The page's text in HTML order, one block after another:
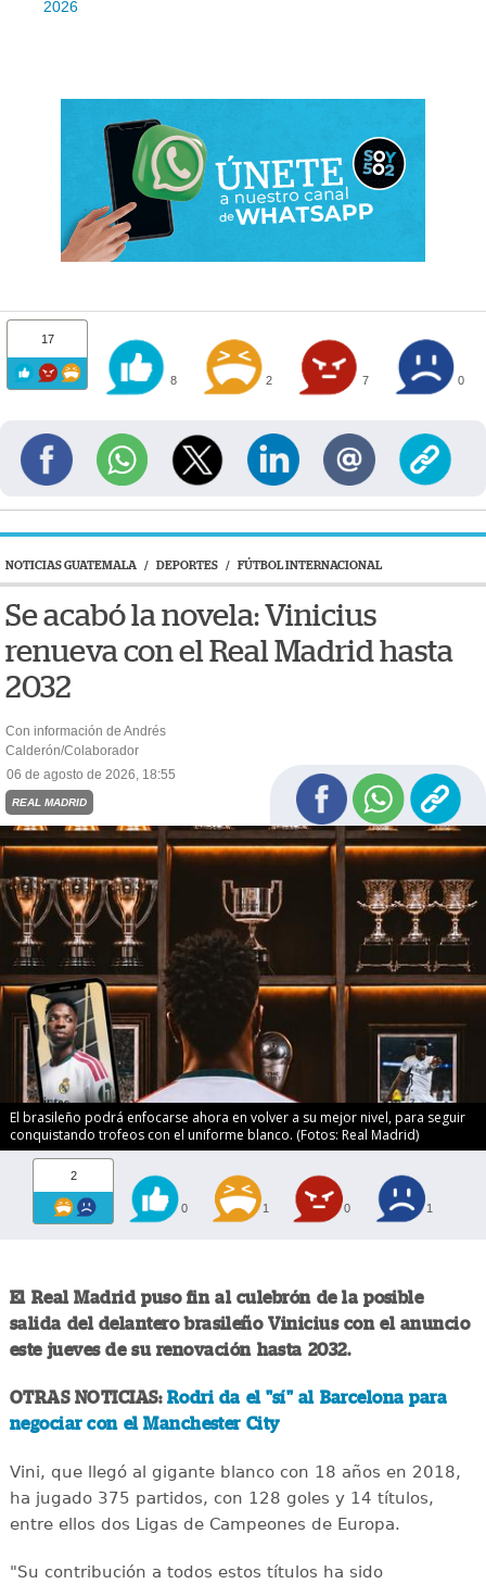
2026
17
8 2 7 0
NOTICIAS GUATEMALA / DEPORTES / FÚTBOL INTERNACIONAL
Se acabó la novela: Vinicius
renueva con el Real Madrid hasta
2032
Con información de Andrés
Calderón/Colaborador
06 de agosto de 2026, 18:55
REAL MADRID
El brasileño podrá enfocarse ahora en volver a su mejor nivel, para seguir
conquistando trofeos con el uniforme blanco. (Fotos: Real Madrid)
2
0 1 0 1
El Real Madrid puso fin al culebrón de la posible
salida del delantero brasileño Vinicius con el anuncio
este jueves de su renovación hasta 2032.
OTRAS NOTICIAS: Rodri da el "sí" al Barcelona para
negociar con el Manchester City
Vini, que llegó al gigante blanco con 18 años en 2018,
ha jugado 375 partidos, con 128 goles y 14 títulos,
entre ellos dos Ligas de Campeones de Europa.
"Su contribución a todos estos títulos ha sido